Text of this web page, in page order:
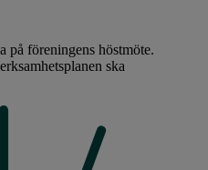
på föreningens höstmöte.
ska